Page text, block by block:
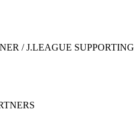
/ J.LEAGUE SUPPORTING